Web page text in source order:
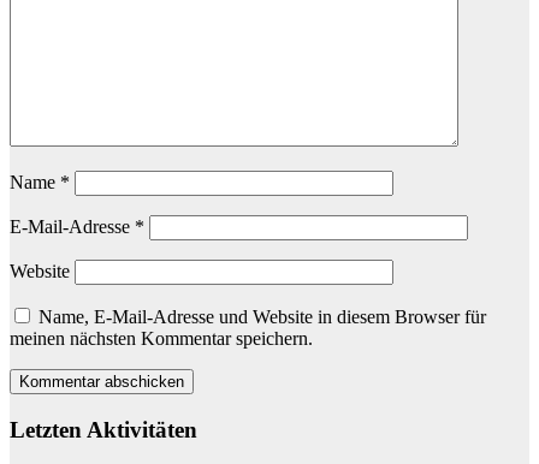
Name *
E-Mail-Adresse *
Website
Name, E-Mail-Adresse und Website in diesem Browser für
meinen nächsten Kommentar speichern.
Letzten Aktivitäten